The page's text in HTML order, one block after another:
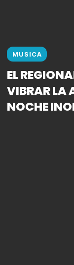
MUSICA
EL
VIBRAR LA
NOCHE